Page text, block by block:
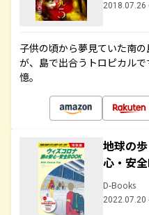
2018.07.26
子供の頃から夢見ていた南
が、島で出合うトロピカル
憶。
地球の
心・安
D-Books
2022.07.20